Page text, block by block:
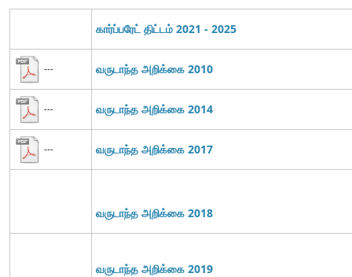
கார்ப்பரேட் திட்டம் 2021 - 2025
--- வருடாந்த அறிக்கை 2010
--- வருடாந்த அறிக்கை 2014
--- வருடாந்த அறிக்கை 2017
வருடாந்த அறிக்கை 2018
வருடாந்த அறிக்கை 2019